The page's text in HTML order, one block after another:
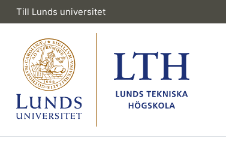
Till Lunds universitet